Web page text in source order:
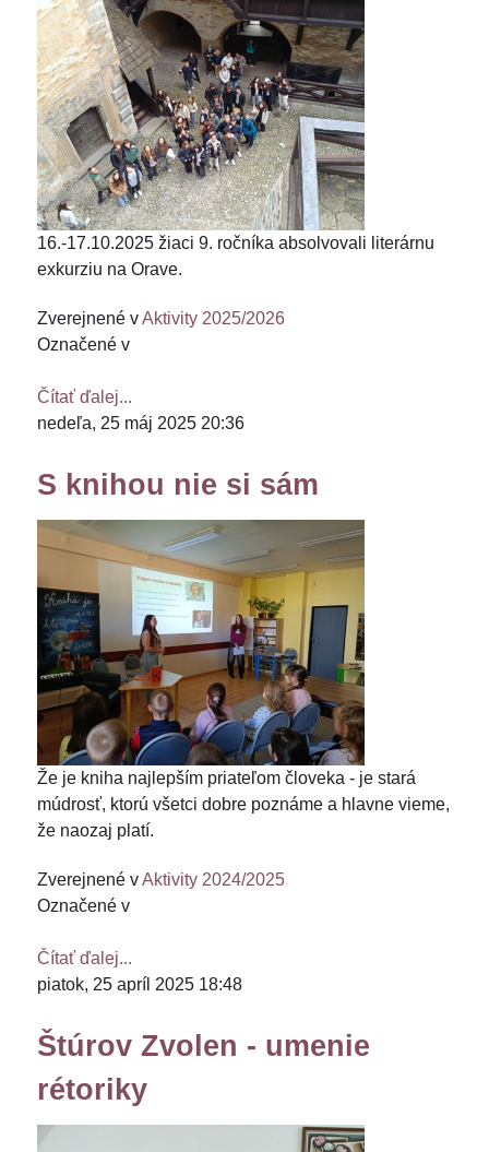
16.-17.10.2025 žiaci 9. ročníka absolvovali literárnu
exkurziu na Orave.
Zverejnené vAktivity 2025/2026
Označené v
Čítať ďalej...
nedeľa, 25 máj 2025 20:36
S knihou nie si sám
Že je kniha najlepším priateľom človeka - je stará
múdrosť, ktorú všetci dobre poznáme a hlavne vieme,
že naozaj platí.
Zverejnené vAktivity 2024/2025
Označené v
Čítať ďalej...
piatok, 25 apríl 2025 18:48
Štúrov Zvolen - umenie
rétoriky